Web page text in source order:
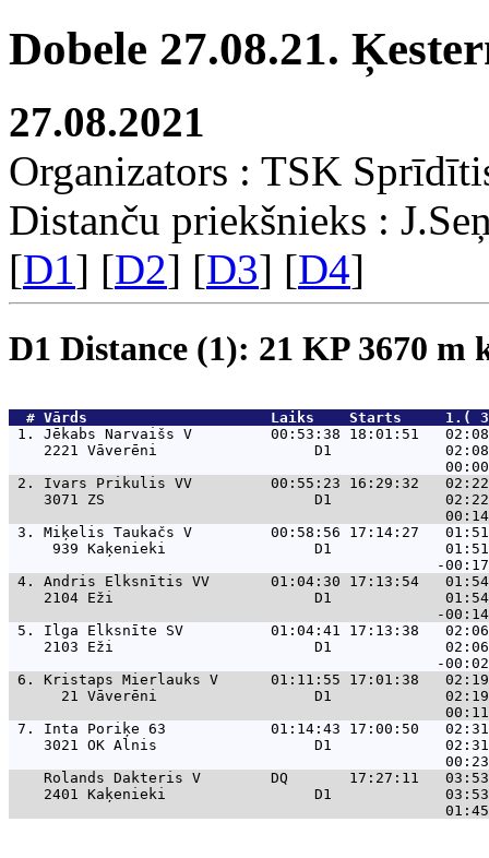
Dobele 27.08.21.
27.08.2021
Organizators : TSK
Distanču priekšnieks :
[D1] [D2] [D3] [D4]
D1 Distance (1): 21 KP 3670 m
  #
Vārds
Laiks    Starts     1.(
1. Jēkabs Narvaišs V         00:53:38 18:01:51
2221 Vāverēni                  D1
2. Ivars Prikulis VV         00:55:23 16:29:32
3071 ZS                        D1
3. Miķelis Taukačs V         00:58:56 17:14:27
939 Kaķenieki                 D1
4. Andris Elksnītis VV       01:04:30 17:13:54
2104 Eži                       D1
5. Ilga Elksnīte SV          01:04:41 17:13:38
2103 Eži                       D1
6. Kristaps Mierlauks V      01:11:55 17:01:38
21 Vāverēni                  D1
7. Inta Poriķe 63            01:14:43 17:00:50
3021 OK Alnis                  D1
Rolands Dakteris V        DQ
2401 Kaķenieki